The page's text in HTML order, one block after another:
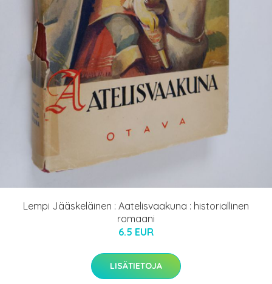
Lempi Jääskeläinen : Aatelisvaakuna : historiallinen
romaani
6.5 EUR
LISÄTIETOJA